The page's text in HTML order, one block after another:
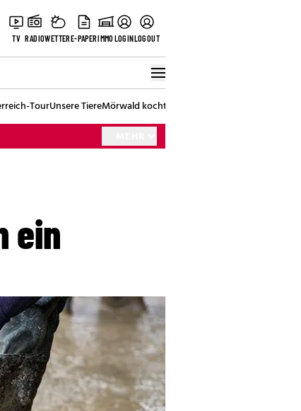
TV RADIOWETTERE-PAPERIMMOLOGINLOGOUT
TourUnsere TiereMörwald kocht
ein